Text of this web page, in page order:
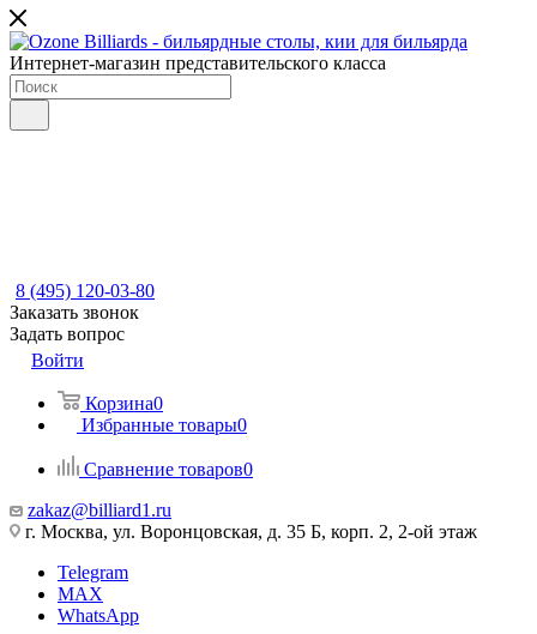
Интернет-магазин представительского класса
8 (495) 120-03-80
Заказать звонок
Задать вопрос
Войти
Корзина0
Избранные товары0
Сравнение товаров0
zakaz@billiard1.ru
г. Москва, ул. Воронцовская, д. 35 Б, корп. 2, 2-ой этаж
Telegram
MAX
WhatsApp